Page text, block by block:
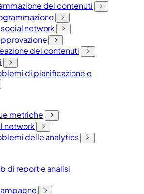
dei contenuti
network
dei contenuti
di pianificazione e
metriche
network
delle analytics
di report e analisi